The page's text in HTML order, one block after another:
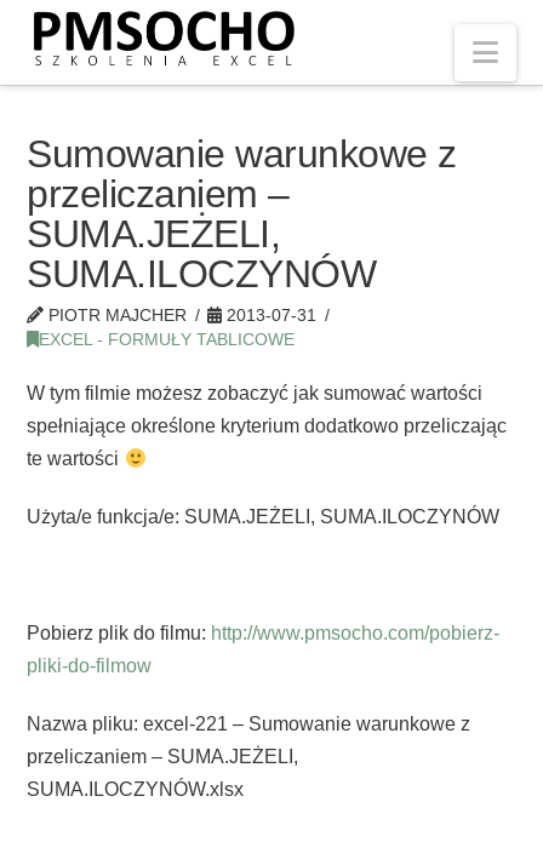
Sumowanie warunkowe z
przeliczaniem –
SUMA.JEŻELI,
SUMA.ILOCZYNÓW
PIOTR MAJCHER
2013-07-31
EXCEL - FORMUŁY TABLICOWE
W tym filmie możesz zobaczyć jak sumować wartości
spełniające określone kryterium dodatkowo przeliczając
te wartości
Użyta/e funkcja/e: SUMA.JEŻELI, SUMA.ILOCZYNÓW
Pobierz plik do filmu: http://www.pmsocho.com/pobierz-
pliki-do-filmow
Nazwa pliku: excel-221 – Sumowanie warunkowe z
przeliczaniem – SUMA.JEŻELI,
SUMA.ILOCZYNÓW.xlsx